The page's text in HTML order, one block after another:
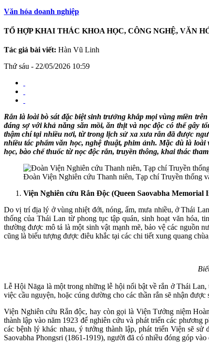
Văn hóa doanh nghiệp
TỔ HỢP KHAI THÁC KHOA HỌC, CÔNG NGHỆ, VĂN
Tác giả bài viết: Hàn Vũ Linh
Thứ sáu - 22/05/2026 10:59
Rắn là loài bò sát đặc biệt sinh trưởng khắp mọi vùng miền
đáng sợ với khả năng săn mồi, ăn thịt và nọc độc có thể gây
thậm chí tại nhiều nơi, từ trong lịch sử xa xưa rắn đã được
nhiều tác phẩm văn học, nghệ thuật, phim ảnh. Mặc dù là
học, bào chế thuốc từ nọc độc rắn, truyền thông, khai thác
Đoàn Viện Nghiên cứu Thanh niên, Tạp chí Truyền thống
Viện Nghiên cứu Rắn Độc (Queen Saovabha Memorial
Do vị trí địa lý ở vùng nhiệt đới, nóng, ẩm, mưa nhiều, ở Thái
thống của Thái Lan từ phong tục tập quán, sinh hoạt văn hóa,
thường được mô tả là một sinh vật mạnh mẽ, bảo vệ các nguồn
cũng là biểu tượng được điêu khắc tại các chi tiết xung quang
Biểu diễn về
Lễ Hội Nāga là một trong những lễ hội nổi bật về rắn ở Thái
việc cầu nguyện, hoặc cúng dường cho các thần rắn sẽ nhận
Viện Nghiên cứu Rắn độc, hay còn gọi là Viện Tưởng niệm
thành lập vào năm 1923 để nghiên cứu và phát triển các
các bệnh lý khác nhau, ý tưởng thành lập, phát triển Viện sẽ
Saovabha Phongsri (1861-1919), người đã có nhiều đóng góp